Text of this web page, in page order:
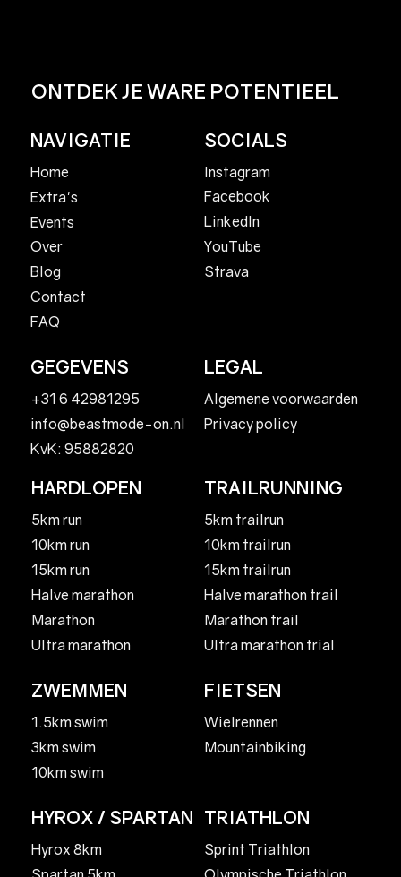
ONTDEK JE WARE POTENTIEEL
HARDLOPEN
5km run
10km run
15km run
Halve marathon
Marathon
Ultra marathon
TRAILRUNNING
5km trailrun
10km trailrun
15km trailrun
Halve marathon trail
Marathon trail
Ultra marathon trial
NAVIGATIE
Home
Extra's
Events
Over
Blog
Contact
FAQ
ZWEMMEN
1.5km swim
3km swim
10km swim
SOCIALS
Instagram
Facebook
LinkedIn
YouTube
Strava
FIETSEN
Wielrennen
Mountainbiking
GEGEVENS
+31 6 42981295
info@beastmode-on.nl
KvK: 95882820
HYROX / SPARTAN
Hyrox 8km
LEGAL
Algemene voorwaarden
Privacy policy
TRIATHLON
Sprint Triathlon